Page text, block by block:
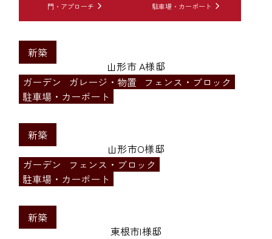
門・アプローチ 駐車場・カーポート
新築
山形市 A様邸
ガーデン
ガレージ・物置
フェンス・ブロック
駐車場・カーポート
新築
山形市O様邸
ガーデン
フェンス・ブロック
駐車場・カーポート
新築
東根市I様邸